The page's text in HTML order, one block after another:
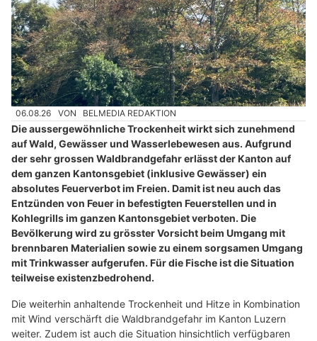
06.08.26 VON BELMEDIA REDAKTION
Die aussergewöhnliche Trockenheit wirkt sich zunehmend
auf Wald, Gewässer und Wasserlebewesen aus. Aufgrund
der sehr grossen Waldbrandgefahr erlässt der Kanton auf
dem ganzen Kantonsgebiet (inklusive Gewässer) ein
absolutes Feuerverbot im Freien. Damit ist neu auch das
Entzünden von Feuer in befestigten Feuerstellen und in
Kohlegrills im ganzen Kantonsgebiet verboten. Die
Bevölkerung wird zu grösster Vorsicht beim Umgang mit
brennbaren Materialien sowie zu einem sorgsamen Umgang
mit Trinkwasser aufgerufen. Für die Fische ist die Situation
teilweise existenzbedrohend.
Die weiterhin anhaltende Trockenheit und Hitze in Kombination
mit Wind verschärft die Waldbrandgefahr im Kanton Luzern
weiter. Zudem ist auch die Situation hinsichtlich verfügbaren